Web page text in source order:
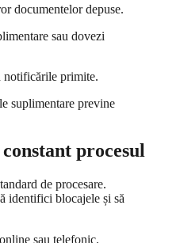
documentelor depuse.
sau dovezi
notificările primite.
suplimentare previne
procesul
de procesare.
identifici blocajele și să
sau telefonic.